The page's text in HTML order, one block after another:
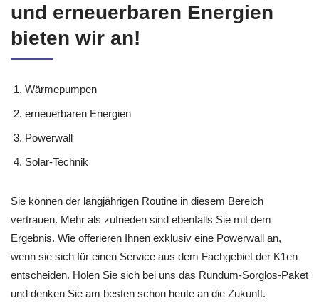
und erneuerbaren Energien
bieten wir an!
Wärmepumpen
erneuerbaren Energien
Powerwall
Solar-Technik
Sie können der langjährigen Routine in diesem Bereich
vertrauen. Mehr als zufrieden sind ebenfalls Sie mit dem
Ergebnis. Wie offerieren Ihnen exklusiv eine Powerwall an,
wenn sie sich für einen Service aus dem Fachgebiet der K1en
entscheiden. Holen Sie sich bei uns das Rundum-Sorglos-Paket
und denken Sie am besten schon heute an die Zukunft.